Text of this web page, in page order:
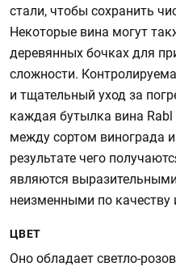
стали, чтобы сохранить
Некоторые вина могут
деревянных бочках для
сложности.
и тщательный уход за
каждая бутылка вина
между сортом винограда
результате чего
являются
неизменными по качеству
ЦВЕТ
Оно обладает светло-